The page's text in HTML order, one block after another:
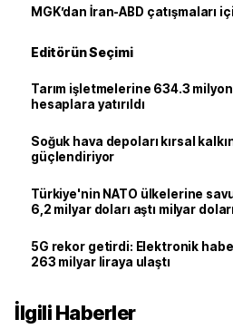
MGK’dan İran-ABD çatışmaları
Editörün Seçimi
Tarım işletmelerine 634.3
hesaplara yatırıldı
Soğuk hava depoları kırsal
güçlendiriyor
Türkiye'nin NATO ülkelerine
6,2 milyar doları aştı milyar
5G rekor getirdi: Elektronik
263 milyar liraya ulaştı
İlgili Haberler